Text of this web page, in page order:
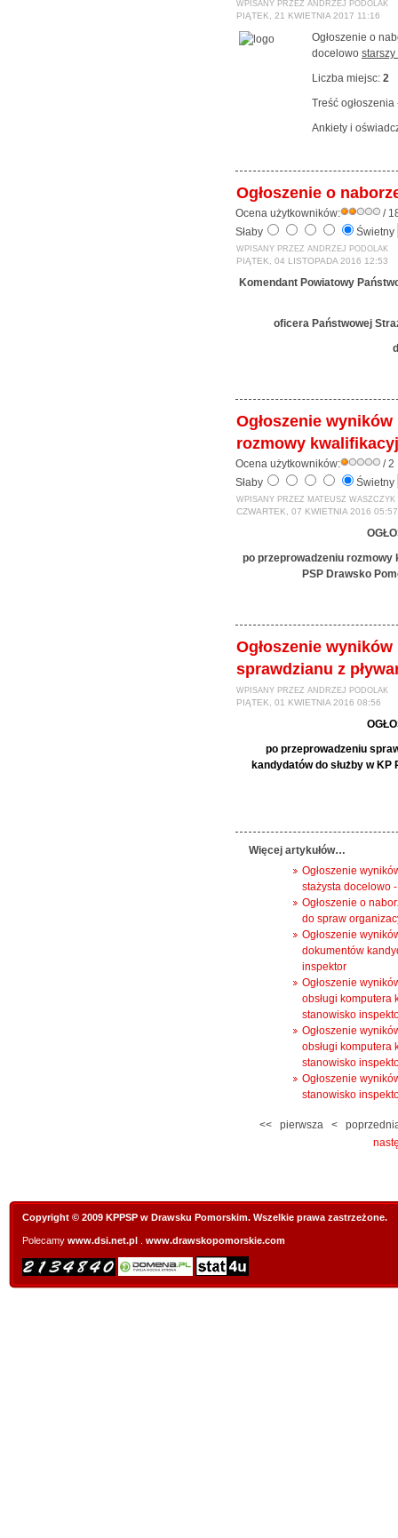
WPISANY PRZEZ ANDRZEJ PODOLAK
PIĄTEK, 21 KWIETNIA 2017 11:16
Ogłoszenie o
docelowo
Liczba miejsc: 2
Treść
Ankiety i
Ogłoszenie o
Ocena użytkowników:
/
Słaby
Świetny
WPISANY PRZEZ ANDRZEJ PODOLAK
PIĄTEK, 04 LISTOPADA 2016 12:53
Komendant Powiatowy
oficera Państwowej
Ogłoszenie
rozmowy
Ocena użytkowników:
/ 2
Słaby
Świetny
WPISANY PRZEZ MATEUSZ WASZCZYK
CZWARTEK, 07 KWIETNIA 2016 05:57
po przeprowadzeniu
PSP Drawsko
Ogłoszenie
sprawdzianu z
WPISANY PRZEZ ANDRZEJ PODOLAK
PIĄTEK, 01 KWIETNIA 2016 08:56
po przeprowadzeniu
kandydatów do służby w
Więcej artykułów…
Ogłoszenie
stażysta docelowo
Ogłoszenie o
do spraw
Ogłoszenie
dokumentów
inspektor
Ogłoszenie
obsługi komputera
stanowisko
Ogłoszenie
obsługi komputera
stanowisko
Ogłoszenie
stanowisko
<< pierwsza <
Copyright © 2009 KPPSP w Drawsku Pomorskim. Wszelkie prawa zastrzeżone.
Polecamy www.dsi.net.pl www.drawskopomorskie.com